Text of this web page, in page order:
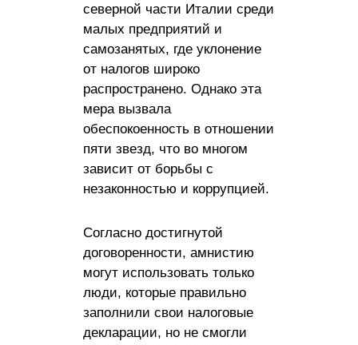
северной части Италии среди
малых предприятий и
самозанятых, где уклонение
от налогов широко
распространено. Однако эта
мера вызвала
обеспокоенность в отношении
пяти звезд, что во многом
зависит от борьбы с
незаконностью и коррупцией.
Согласно достигнутой
договоренности, амнистию
могут использовать только
люди, которые правильно
заполнили свои налоговые
декларации, но не смогли